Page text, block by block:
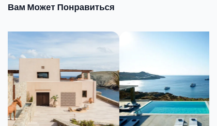
Вам Может Понравиться